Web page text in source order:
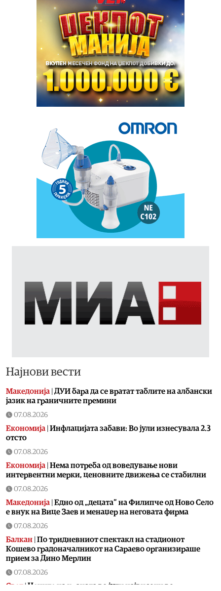
Најнови вести
Македонија ДУИ бара да се вратат таблите на албански
јазик на граничните премини
07.08.2026
Економија Инфлацијата забави: Во јули изнесувала 2.3
отсто
07.08.2026
Економија Нема потреба од воведување нови
интервентни мерки, ценовните движења се стабилни
07.08.2026
Македонија Едно од „децата“ на Филипче од Ново Село
е внук на Вице Заев и менаџер на неговата фирма
07.08.2026
Балкан По тридневниот спектакл на стадионот
Кошево градоначалникот на Сараево организираше
прием за Дино Мерлин
07.08.2026
Свет | Цените на храната во јули највисоки во